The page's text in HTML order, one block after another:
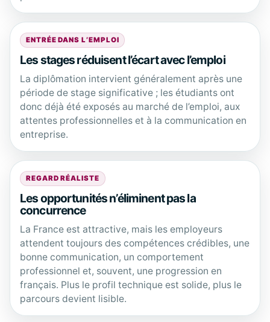
ENTRÉE DANS L’EMPLOI
Les stages réduisent l’écart avec l’emploi
La diplômation intervient généralement après une
période de stage significative ; les étudiants ont
donc déjà été exposés au marché de l’emploi, aux
attentes professionnelles et à la communication en
entreprise.
REGARD RÉALISTE
Les opportunités n’éliminent pas la
concurrence
La France est attractive, mais les employeurs
attendent toujours des compétences crédibles, une
bonne communication, un comportement
professionnel et, souvent, une progression en
français. Plus le profil technique est solide, plus le
parcours devient lisible.